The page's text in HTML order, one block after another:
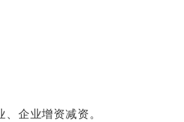
企业增资减资。